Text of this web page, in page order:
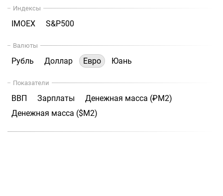
Индексы
IMOEX S&P500
Валюты
Рубль Доллар Евро Юань
Показатели
ВВП Зарплаты
Денежная масса (₽М2)
Денежная масса ($М2)